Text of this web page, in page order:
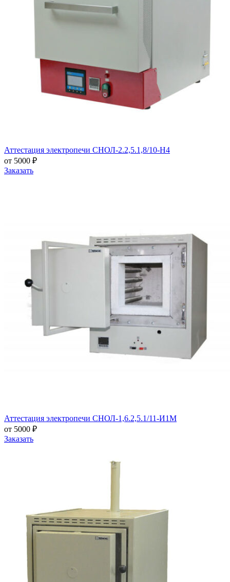
Аттестация электропечи СНОЛ-2.2,5.1,8/10-Н4
от 5000 ₽
Заказать
Аттестация электропечи СНОЛ-1,6.2,5.1/11-И1М
от 5000 ₽
Заказать